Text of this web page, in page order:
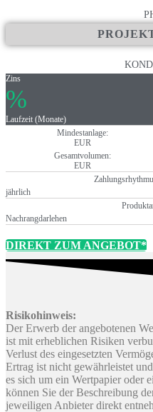
Zins
%
Laufzeit (Monate)
Mindestanlage:
EUR
Gesamtvolumen:
EUR
jährlich
Nachrangdarlehen
DIREKT ZUM ANGEBOT*
Risikohinweis:
Der Erwerb der angebotenen
ist mit erheblichen Risiken
Verlust des eingesetzten
Ertrag ist nicht gewährleistet
es sich um ein Wertpapier oder
können Sie der Beschreibung
jeweiligen Anbieter direkt